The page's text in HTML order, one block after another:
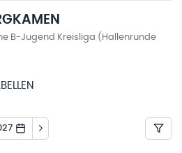
B-Jugend Kreisliga (Hallenrunde